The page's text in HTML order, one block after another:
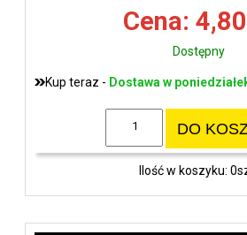
Cena:
Dostępny
Kup teraz - Dostawa w
DO
Ilość w koszyku: